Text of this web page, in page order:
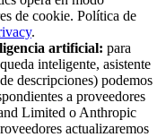
de cookie. Política de
.
artificial: para
inteligente, asistente
descripciones) podemos
a proveedores
Limited o Anthropic
actualizaremos